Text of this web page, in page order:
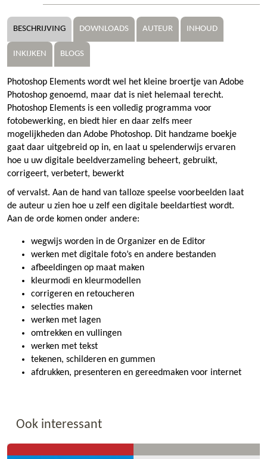
BESCHRIJVING DOWNLOADS AUTEUR INHOUD
INKIJKEN BLOGS
Photoshop Elements wordt wel het kleine broertje van Adobe
Photoshop genoemd, maar dat is niet helemaal terecht.
Photoshop Elements is een volledig programma voor
fotobewerking, en biedt hier en daar zelfs meer
mogelijkheden dan Adobe Photoshop. Dit handzame boekje
gaat daar uitgebreid op in, en laat u spelenderwijs ervaren
hoe u uw digitale beeldverzameling beheert, gebruikt,
corrigeert, verbetert, bewerkt
of vervalst. Aan de hand van talloze speelse voorbeelden laat
de auteur u zien hoe u zelf een digitale beeldartiest wordt.
Aan de orde komen onder andere:
wegwijs worden in de Organizer en de Editor
werken met digitale foto’s en andere bestanden
afbeeldingen op maat maken
kleurmodi en kleurmodellen
corrigeren en retoucheren
selecties maken
werken met lagen
omtrekken en vullingen
werken met tekst
tekenen, schilderen en gummen
afdrukken, presenteren en gereedmaken voor internet
Ook interessant